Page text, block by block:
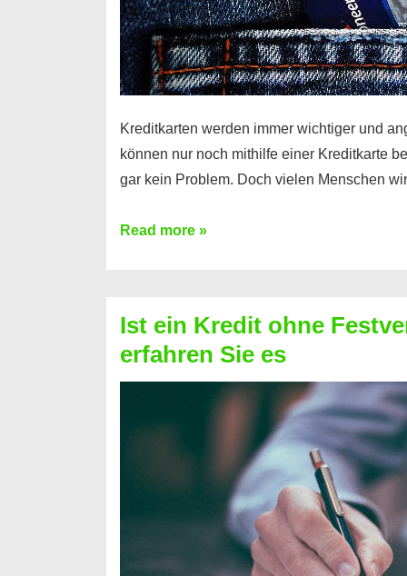
Kreditkarten werden immer wichtiger und
können nur noch mithilfe einer Kreditkarte
gar kein Problem. Doch vielen Menschen
Kreditkarte
Prepaid
ist
nicht
Read more »
Ist ein Kredit ohne
erfahren Sie es